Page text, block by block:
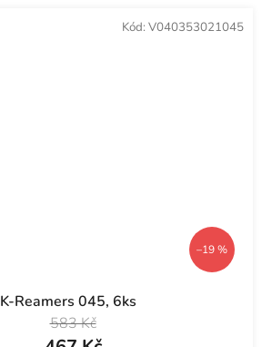
–19 %
K-Reamers 045, 6ks
583 Kč
Kód: V040353021045